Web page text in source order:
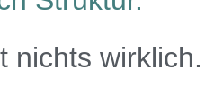
nichts wirklich.